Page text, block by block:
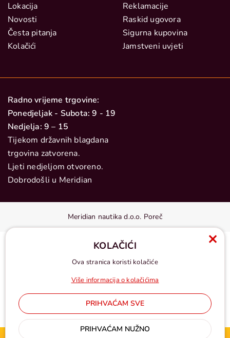
Lokacija
Novosti
Česta pitanja
Kolačići
Reklamacije
Raskid ugovora
Sigurna kupovina
Jamstveni uvjeti
Radno vrijeme trgovine:
Ponedjeljak - Subota: 9 - 19
Nedjelja: 9 – 15
Tijekom državnih blagdana
trgovina zatvorena.
Ljeti nedjeljom otvoreno.
Dobrodošli u Meridian
Meridian nautika d.o.o. Poreč
Cijene u eurima, pdv uključen
KOLAČIĆI
Ova stranica koristi kolačiće
Više informacija o kolačićima
PRIHVAĆAM SVE
PRIHVAĆAM NUŽNO